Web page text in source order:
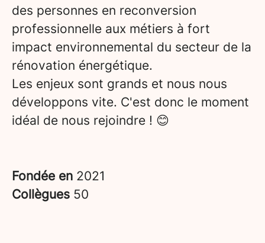
des personnes en reconversion
professionnelle aux métiers à fort
impact environnemental du secteur de la
rénovation énergétique.
Les enjeux sont grands et nous nous
développons vite. C'est donc le moment
idéal de nous rejoindre ! 😊
Fondée en 2021
Collègues 50